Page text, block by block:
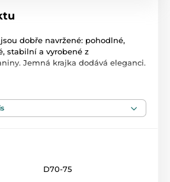
dobře navržené: pohodlné,
stabilní a vyrobené z
Jemná krajka dodává eleganci.
i po krmení
Elastan 10%
D70-75